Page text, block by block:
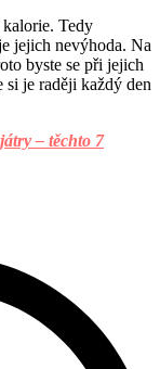
Tedy
jejich nevýhoda. Na
byste se při jejich
si je raději každý den
– těchto 7